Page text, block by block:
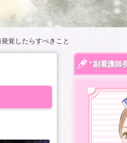
発覚したらすべきこと
“副看護師